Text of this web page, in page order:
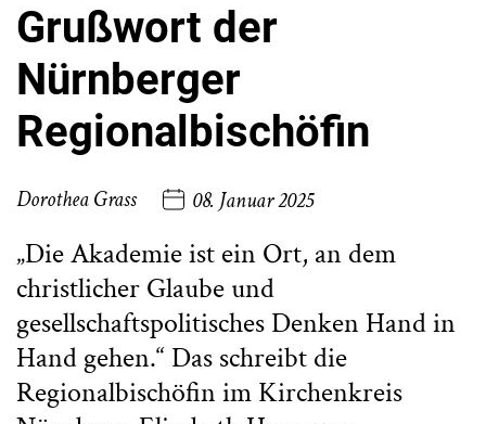
Grußwort der
Nürnberger
Regionalbischöfin
Dorothea Grass 08. Januar 2025
„Die Akademie ist ein Ort, an dem
christlicher Glaube und
gesellschaftspolitisches Denken Hand in
Hand gehen.“ Das schreibt die
Regionalbischöfin im Kirchenkreis